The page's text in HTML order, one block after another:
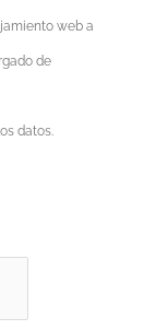
web a
de
datos.